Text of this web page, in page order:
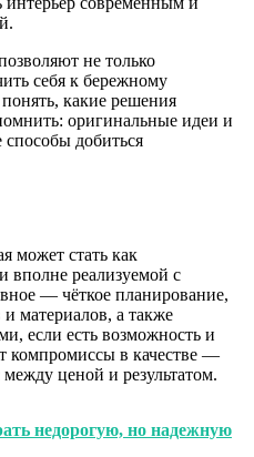
не только
себя к бережному
какие решения
оригинальные идеи и
добиться
может стать как
вполне реализуемой с
— чёткое планирование,
материалов, а также
если есть возможность и
компромиссы в качестве —
между ценой и результатом.
недорогую, но надежную